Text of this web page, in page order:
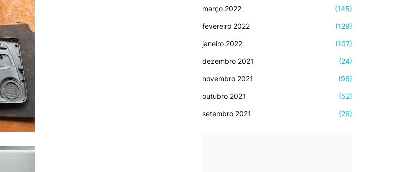
março 2022 (145)
fevereiro 2022 (129)
janeiro 2022 (107)
dezembro 2021 (24)
novembro 2021 (96)
outubro 2021 (52)
setembro 2021 (26)